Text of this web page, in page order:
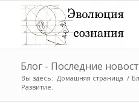
Блог - Последние
Вы здесь: Домашняя страница /
Развитие.